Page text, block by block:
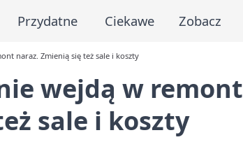
Przydatne Ciekawe Zobacz
naraz. Zmienią się też sale i koszty
wejdą w remont
sale i koszty